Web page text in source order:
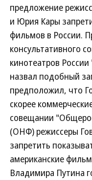
предложение
и Юрия Кары
фильмов в России.
консультативного
кинотеатров
назвал подобный
предположил, что
скорее
совещании
(ОНФ) режиссеры
запретить
американские
Владимира Путина